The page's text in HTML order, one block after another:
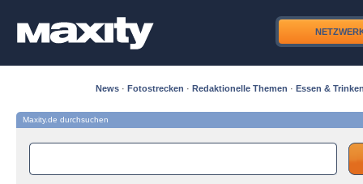
News · Fotostrecken · Redaktionelle Themen · Essen &
Maxity.de durchsuchen